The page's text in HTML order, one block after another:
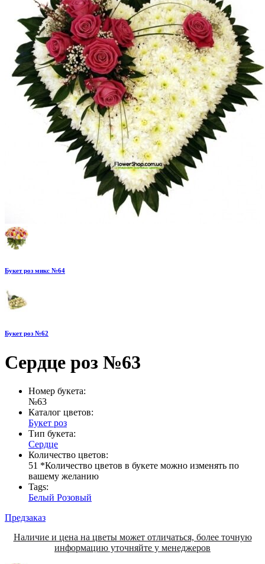
Букет роз микс №64
Букет роз №62
Сердце роз №63
Номер букета:
№63
Каталог цветов:
Букет роз
Тип букета:
Сердце
Количество цветов:
51 *Количество цветов в букете можно изменять по
вашему желанию
Tags:
Белый Розовый
Предзаказ
Наличие и цена на цветы может отличаться, более точную
информацию уточняйте у менеджеров